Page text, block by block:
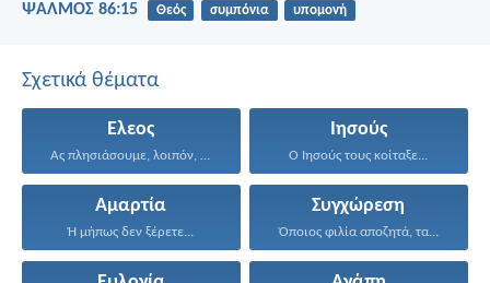
ΨΑΛΜΌΣ 86:15 Θεός συμπόνια υπομονή
Σχετικά θέματα
Ελεος
Ας πλησιάσουμε, λοιπόν, με...
Ιησούς
Ο Ιησούς τους κοίταξε...
Αμαρτία
Ή μήπως δεν ξέρετε...
Συγχώρεση
Όποιος φιλία αποζητά, τα...